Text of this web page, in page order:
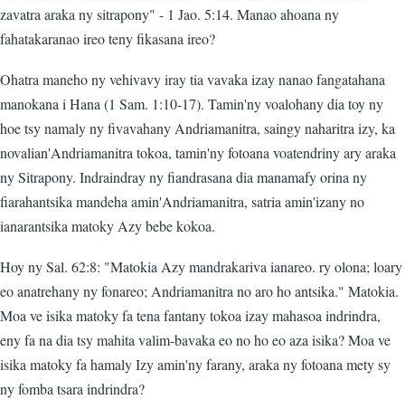
zavatra araka ny sitrapony" - 1 Jao. 5:14. Manao ahoana ny
fahatakaranao ireo teny fikasana ireo?
Ohatra maneho ny vehivavy iray tia vavaka izay nanao fangatahana
manokana i Hana (1 Sam. 1:10-17). Tamin'ny voalohany dia toy ny
hoe tsy namaly ny fivavahany Andriamanitra, saingy naharitra izy, ka
novalian'Andriamanitra tokoa, tamin'ny fotoana voatendriny ary araka
ny Sitrapony. Indraindray ny fiandrasana dia manamafy orina ny
fiarahantsika mandeha amin'Andriamanitra, satria amin'izany no
ianarantsika matoky Azy bebe kokoa.
Hoy ny Sal. 62:8: "Matokia Azy mandrakariva ianareo. ry olona; loary
eo anatrehany ny fonareo; Andriamanitra no aro ho antsika." Matokia.
Moa ve isika matoky fa tena fantany tokoa izay mahasoa indrindra,
eny fa na dia tsy mahita valim-bavaka eo no ho eo aza isika? Moa ve
isika matoky fa hamaly Izy amin'ny farany, araka ny fotoana mety sy
ny fomba tsara indrindra?